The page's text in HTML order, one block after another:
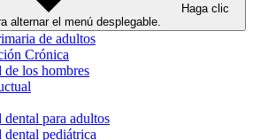
Haga clic
alternar el menú desplegable.
de adultos
Crónica
de los hombres
dental para adultos
dental pediátrica